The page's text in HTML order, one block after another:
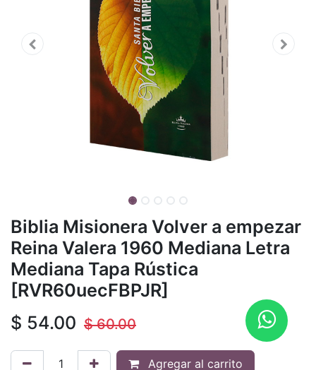
Biblia Misionera Volver a empezar
Reina Valera 1960 Mediana Letra
Mediana Tapa Rústica
[RVR60uecFBPJR]
$ 54.00 $60.00
Agregar al carrito